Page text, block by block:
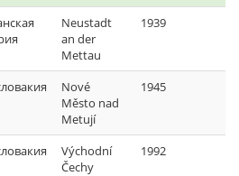
Neustadt
an der
Mettau
1939
Nové
Město nad
Metují
1945
Východní
Čechy
1992